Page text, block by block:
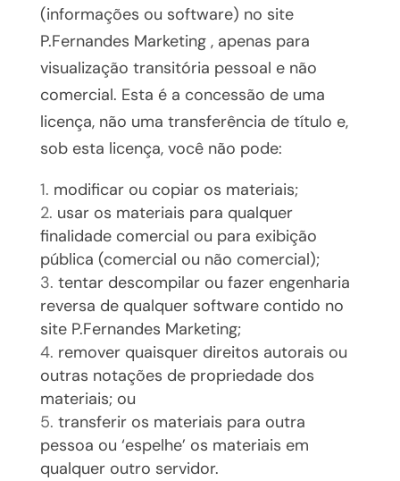
(informações ou software) no site
P.Fernandes Marketing , apenas para
visualização transitória pessoal e não
comercial. Esta é a concessão de uma
licença, não uma transferência de título e,
sob esta licença, você não pode:
modificar ou copiar os materiais;
usar os materiais para qualquer
finalidade comercial ou para exibição
pública (comercial ou não comercial);
tentar descompilar ou fazer engenharia
reversa de qualquer software contido no
site P.Fernandes Marketing;
remover quaisquer direitos autorais ou
outras notações de propriedade dos
materiais; ou
transferir os materiais para outra
pessoa ou ‘espelhe’ os materiais em
qualquer outro servidor.